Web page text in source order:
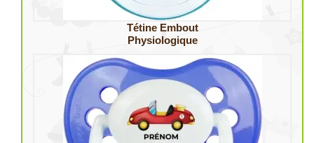
Tétine Embout
Physiologique